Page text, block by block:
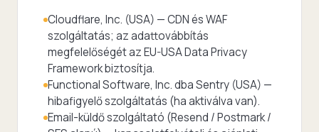
Cloudflare, Inc. (USA) — CDN és WAF
szolgáltatás; az adattovábbítás
megfelelőségét az EU-USA Data Privacy
Framework biztosítja.
Functional Software, Inc. dba Sentry (USA) —
hibafigyelő szolgáltatás (ha aktiválva van).
Email-küldő szolgáltató (Resend / Postmark /